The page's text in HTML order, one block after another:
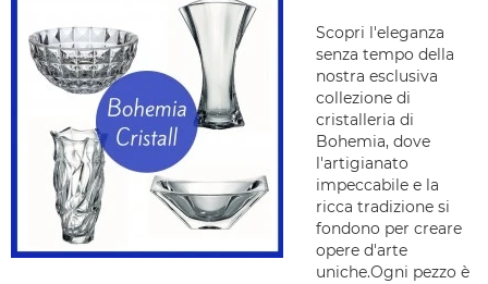
Scopri l'eleganza
senza tempo della
nostra esclusiva
collezione di
cristalleria di
Bohemia, dove
l'artigianato
impeccabile e la
ricca tradizione si
fondono per creare
opere d'arte
uniche.Ogni pezzo è